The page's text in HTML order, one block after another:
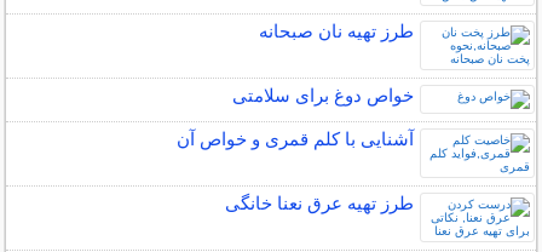
طرز تهیه نان صبحانه
خواص دوغ برای سلامتی
آشنایی با کلم قمری و خواص آن
طرز تهیه عرق نعنا خانگی